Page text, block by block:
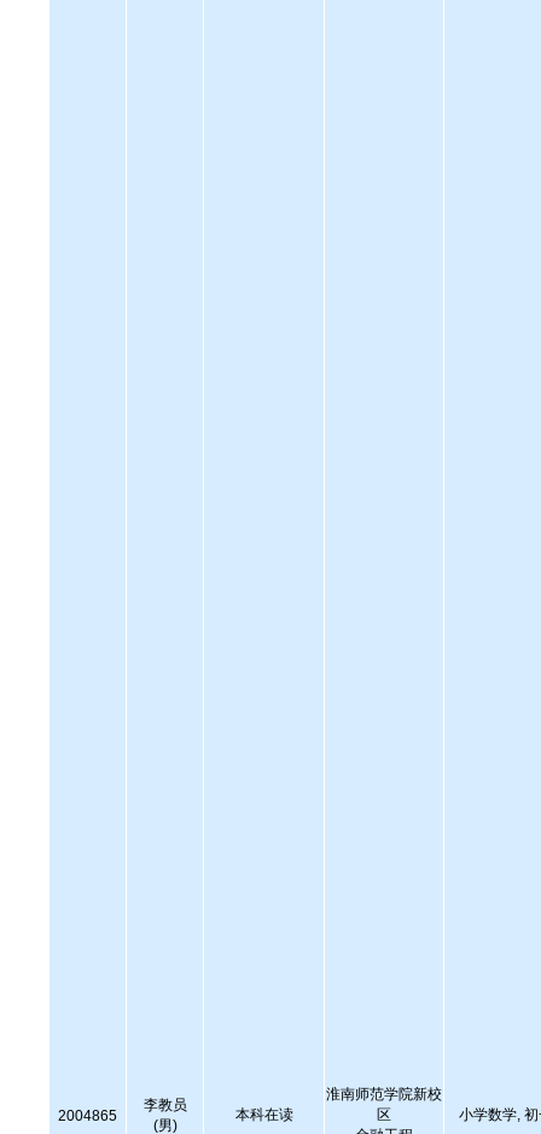
2004865
李教员
(男)
本科在读
淮南师范学院新校
区
小学数学,